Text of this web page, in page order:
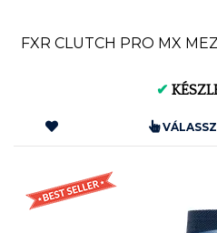
FXR CLUTCH PRO MX
✔